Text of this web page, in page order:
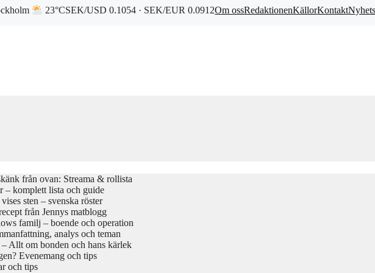
23°CSEK/USD 0.1054 · SEK/EUR 0.0912Om ossRedaktionenKällorKontakt
från ovan: Streama & rollista
– komplett lista och guide
sten – svenska röster
från Jennys matblogg
familj – boende och operation
analys och teman
Allt om bonden och hans kärlek
Evenemang och tips
och tips